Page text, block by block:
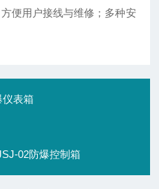
便用户接线与维修；多种安
仪表箱
02防爆控制箱